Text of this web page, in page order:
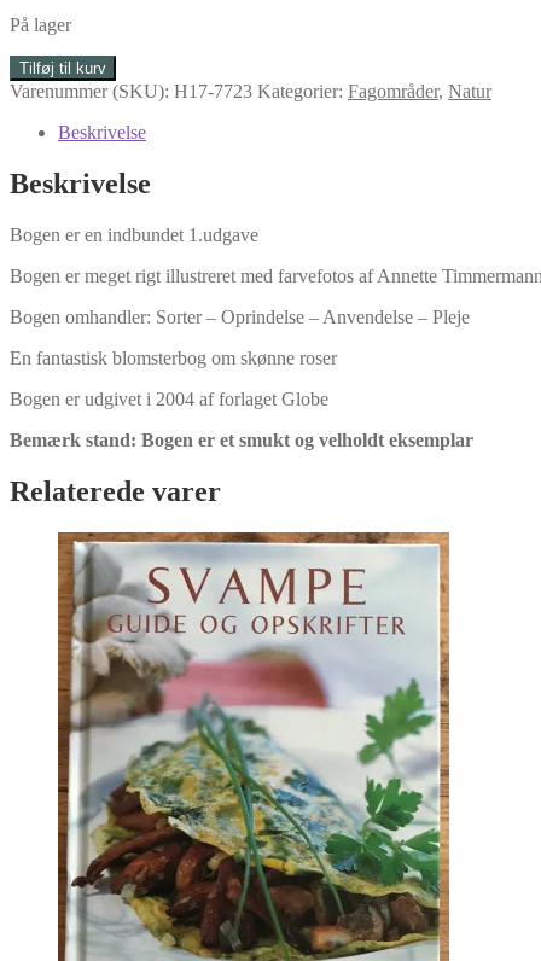
kr. 70.00.
På lager
Håndbog
om
Rausch
antal
Tilføj til kurv
Varenummer (SKU): H17-7723 Kategorier: Fagområder, Natur
Beskrivelse
Beskrivelse
Bogen er en indbundet 1.udgave
Bogen er meget rigt illustreret med farvefotos af Annette Timmermann
Bogen omhandler: Sorter – Oprindelse – Anvendelse – Pleje
En fantastisk blomsterbog om skønne roser
Bogen er udgivet i 2004 af forlaget Globe
Bemærk stand: Bogen er et smukt og velholdt eksemplar
Relaterede varer